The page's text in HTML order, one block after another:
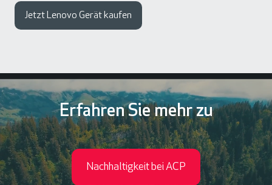
Jetzt Lenovo Gerät kaufen
Erfahren Sie mehr zu
Nachhaltigkeit bei ACP